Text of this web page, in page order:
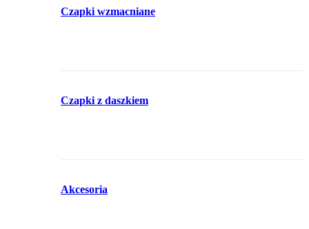
Czapki wzmacniane
Czapki z daszkiem
Akcesoria